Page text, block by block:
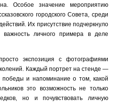
Особое значение мероприятию
городского Совета, среди
Их присутствие подчеркнуло
важность личного примера в деле
экспозиция с фотографиями
Каждый портрет на стенде —
и напоминание о том, какой
это возможность не только
но и почувствовать личную